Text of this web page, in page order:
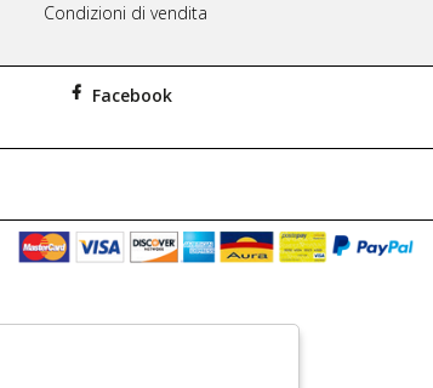
Condizioni di vendita
Facebook